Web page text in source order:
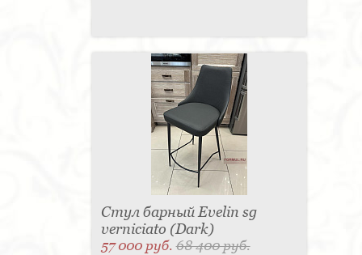
Стул барный Evelin sg
verniciato (Dark)
57 000 руб.68 400 руб.